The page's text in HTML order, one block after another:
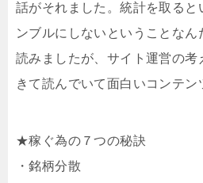
話がそれました。統計を取ると
ンブルにしないということなん
読みましたが、サイト運営の考
きて読んでいて面白いコンテン
★稼ぐ為の７つの秘訣
・銘柄分散